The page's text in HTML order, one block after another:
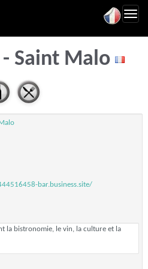
Saint Malo
bar.business.site/
la bistronomie, le vin, la culture et la